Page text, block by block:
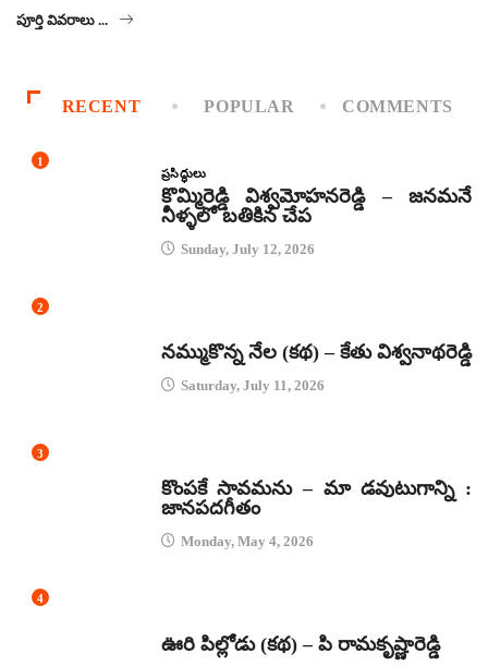
పూర్తి వివరాలు ...
RECENT POPULAR COMMENTS
1
ప్రసిద్ధులు
కొమ్మిరెడ్డి విశ్వమోహనరెడ్డి – జనమనే
నీళ్ళలో బతికిన చేప
Sunday, July 12, 2026
2
నమ్ముకొన్న నేల (కథ) – కేతు విశ్వనాథరెడ్డి
Saturday, July 11, 2026
3
కొంపకే సావమను – మా డవుటుగాన్ని :
జానపదగీతం
Monday, May 4, 2026
4
ఊరి పిల్లోడు (కథ) – పి రామకృష్ణారెడ్డి